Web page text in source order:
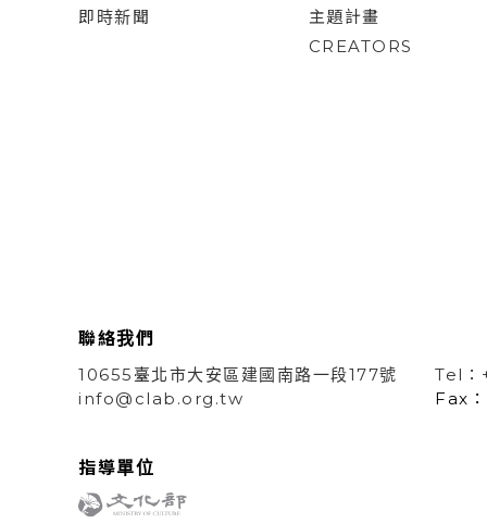
即時新聞
主題計畫
CREATORS
聯絡我們
10655臺北市大安區建國南路一段177號
Tel
info@clab.org.tw
Fax
指導單位